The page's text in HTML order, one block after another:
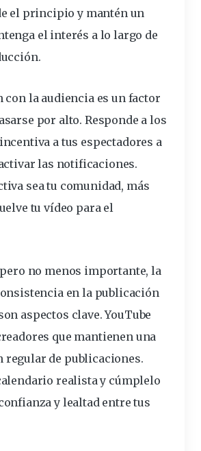
el principio y mantén un
el interés a lo largo de
con la audiencia es un factor
por alto. Responde a los
a tus espectadores a
las notificaciones.
sea tu comunidad, más
tu vídeo para el
no menos importante, la
en la publicación
aspectos clave. YouTube
que mantienen una
regular de publicaciones.
realista y cúmplelo
y lealtad entre tus